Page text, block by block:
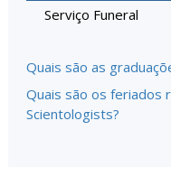
Serviço Funeral
Quais são as
Quais são os feriados
Scientologists?